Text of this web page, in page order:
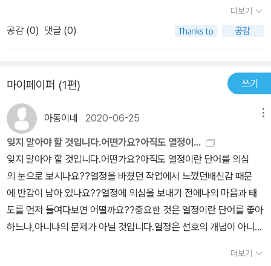
시간의 몰입을 열렬히 사랑한다. 그때 독서의 사운드트랙이 되어 주
는 ‘시규어 로스’의 음악을 사랑한다.
만나게 되는그때 꼭 필요해서, 삶을 송두리째 바꿔버리는 인생의 책!
그 한권일 것 같다. 무심코 읽다가 '스펙을 쌓지 마세요'라는 한마디
에충격과 위로, 희망이 되어 한동안 아무것도 못했었다. 그동안은 남
것을 만들라고 그렇게 말하는데.남들 처럼 한없이 평균에 가까워 지
지 말라고 하는 그말... 허락없이 무단으로 사용해도 된다니 여기에 그
전문을 옮겨 둔다.혹시 스펙쌓는 것에 지쳐 있다면 위로와 희망이 되
길 바라면서... p.166 '스펙 쌓지 마세요' 토익 점수가 신발 사이즈와
비슷해 속상한가요?스펙 쌓기 위해 도서관을 매일같이 출입하나요?
장점은 많은 것 같은데 특별히 잘하는 건 없는 것 같고,남들에게 뒤처
지는 게 싫어서 그냥 부지런히 뛰고 있나요?멘토로 삼고 있는 누군가
의 인생을 따라가고 있나요?말을 썩 잘하지 못하는 것 같아자기소개
를 반복해서 외우고 있나요?일반상식 책을 몇 번씩 들춰 보고,면접
이해할 것 같군요달리 방법이 없어 보이기도 합니다.스펙, 참 지독하
요. 엿장수 마음대로 처럼 내 마음대로 내 삶을 영위하고자 하는 저자
의 의지와 방법을 시처럼 은유와 간접적인 묘사로 보여주고 있습니
다. 각 장은 각각의 주제를 두고 짧은 글들로 이뤄져 있습니다. 시적
게 됩니다. 천천히 정독하며 음미하며 읽으며 의미를 생각하고 운율
에 맞게 읽어 나갈 수 있어 좋았습니다. 간혹 고난도 겪어보지 못한 천
재적인 끼로 글을 쓰시는 분들의 글을 보면 차갑고 계산적이여서 감
성적으로 깊이 빠질 수 없는 경우가 있습니다. 사실 큰 기대 없이 읽기
시작했지만 감성적으로도 공감과 감동을 오가며 읽을 수 있었고, 행
복하기 위해 사는 내 삶에서 빠진 부분이 무엇인지 곰곰히 생각해 볼
수 있는 기회였습니다.
봅니다. 마찬가지로 우리의 삶도 하나의 여행인데, 언제까지 한자리
에서만 머물것인가요? 한자리에 머무는 것이 여행인가요? 여행은 지
것은 그저 단순한 꿈일 뿐입니다. 인류가 지금껏 해온 것과 마찬가지
로 바로 지금 이순간 한걸음 새로운 세상으로 내딛는 것이 바로 '나아
갈 진, 걸음 보 - 진보'라는 것입니다. 나의 두려운 한 걸음이 진보의
시작이라고 생각하다면 조금은 더 마음 편하게 새로운 곳으로 떠나
볼 수 있지 않을까요? 멀리 떠나는 것이 아닐지라도 다람쥐 쳇바퀴같
은 일상의 변화를 시작해볼수는 있지 않을까요? 이책을 읽다가 책을
덮고서는 배나을 꾸리는 내 모습을 봅니다. 주말인 내일 가볍게 여행
이라도 떠나렵니다.일상에서 누구나 마주칠수 있는 작은 일에서 많은
이야기를 끌어냅니다. 한번쯤은 자기 개발서에서 들어봤을듯한 말이
다. '넘어지는 것이 두려운 것이 아니라 넘어져서 일어나지 못할까봐
것도 넘어지는 것을 두려워해서가 아니라 넘어져서 일어나지 못하는
스티브하면 모두들 아~ 스티브 잡스 그렇게들 생각하시잖아요. 일종
의 우리 안에 있는 작은 신화내지는 영웅으로 간주할 수 있는데 우리
가 쉽게 버리지 못하는 편견 혹은 고정관념들을 버려야만 새로운 스
은 일단 표지 디자인부터 가위가 나와 싹뚝 뭔가를 잘라내는 상징적
인 의미를 그대로 보여주죠. 책이 빽빽하게 채워지지 않고 마치 시를
읽듯 술술 넘어가는 구조가 색달랐구요. 무엇보다 고리타분하다거나
누구나 다 아는 들어온 말들이라기보다는 이 작가분이 신념을 가지고
생각이 아닌 행동의 표출을 보여주는 것 같아 신선하게 다가왔네요.
중간중간 많은 책들에서 인용한 문구들을 보며 아~ 이 사람 정말 해
박한 지식은 물론이고 많은 책들을 섭렵한 독서광이구나 싶더군요.
개인적으로 이런 독서광들 좋아하거든요.서두에서 작가가 말했듯이
글을 쓴다는 것은 다른 사람을 먼저 의식하는 작업이 아니라 그것은
공감합니다.글을 남에게 보이기 위함보다는 쓰면서 자신이 힐링받는
더보기
공감 (0) 댓글 (0)
마이페이퍼 (1편) 쓰기
아동이네 2020-06-25
잊지 말아야 할 것입니다.어떤가요?아직도 열정이...
잊지 말아야 할 것입니다.어떤가요?아직도 열정이란 단어를 의심
의 눈으로 보시나요??열정을 바쳤던 작업에서 느꼈던배신감 때문
에 반감이 남아 있나요??열정에 의심을 보내기 전에나의 마음과 태
도를 먼저 들여다보면 어떨까요??중요한 것은 열정이란 단어를 좋아
하느냐,아니냐의 문제가 아닐 것입니다.열정은 선호의 개념이 아니
는일종의 태도라 생각합니다.열정이 하나의 태도라면,우리가 살아가
더보기